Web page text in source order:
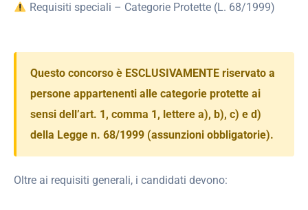
Requisiti speciali – Categorie Protette (L. 68/1999)
Questo concorso è ESCLUSIVAMENTE riservato a
persone appartenenti alle categorie protette ai
sensi dell’art. 1, comma 1, lettere a), b), c) e d)
della Legge n. 68/1999 (assunzioni obbligatorie).
Oltre ai requisiti generali, i candidati devono: